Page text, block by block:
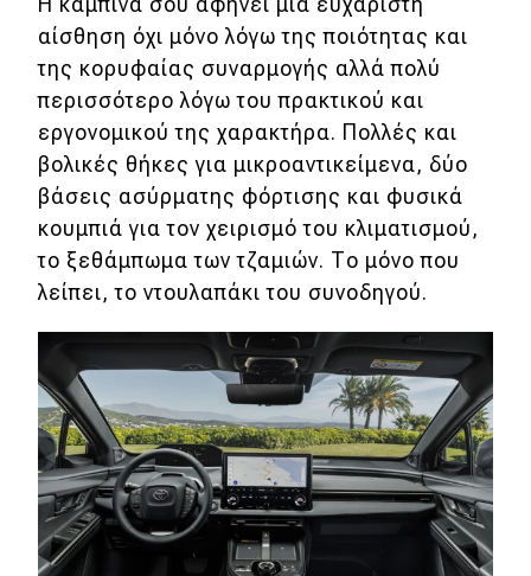
αίσθηση όχι μόνο λόγω της ποιότητας και
της κορυφαίας συναρμογής αλλά πολύ
περισσότερο λόγω του πρακτικού και
εργονομικού της χαρακτήρα. Πολλές και
βολικές θήκες για μικροαντικείμενα, δύο
βάσεις ασύρματης φόρτισης και φυσικά
κουμπιά για τον χειρισμό του κλιματισμού,
το ξεθάμπωμα των τζαμιών. Το μόνο που
λείπει, το ντουλαπάκι του συνοδηγού.